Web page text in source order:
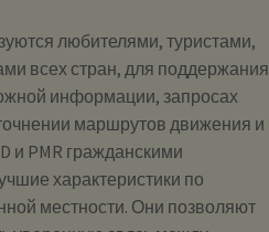
любителями, туристами,
всех стран, для поддержания
информации, запросах
маршрутов движения и
и PMR гражданскими
характеристики по
местности. Они позволяют